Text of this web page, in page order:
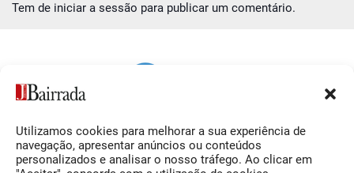
Utilizamos cookies para melhorar a sua experiência de
navegação, apresentar anúncios ou conteúdos
personalizados e analisar o nosso tráfego. Ao clicar em
Tem de iniciar a sessão para publicar um comentário.
Siga-nos O Jornal da Bairrada